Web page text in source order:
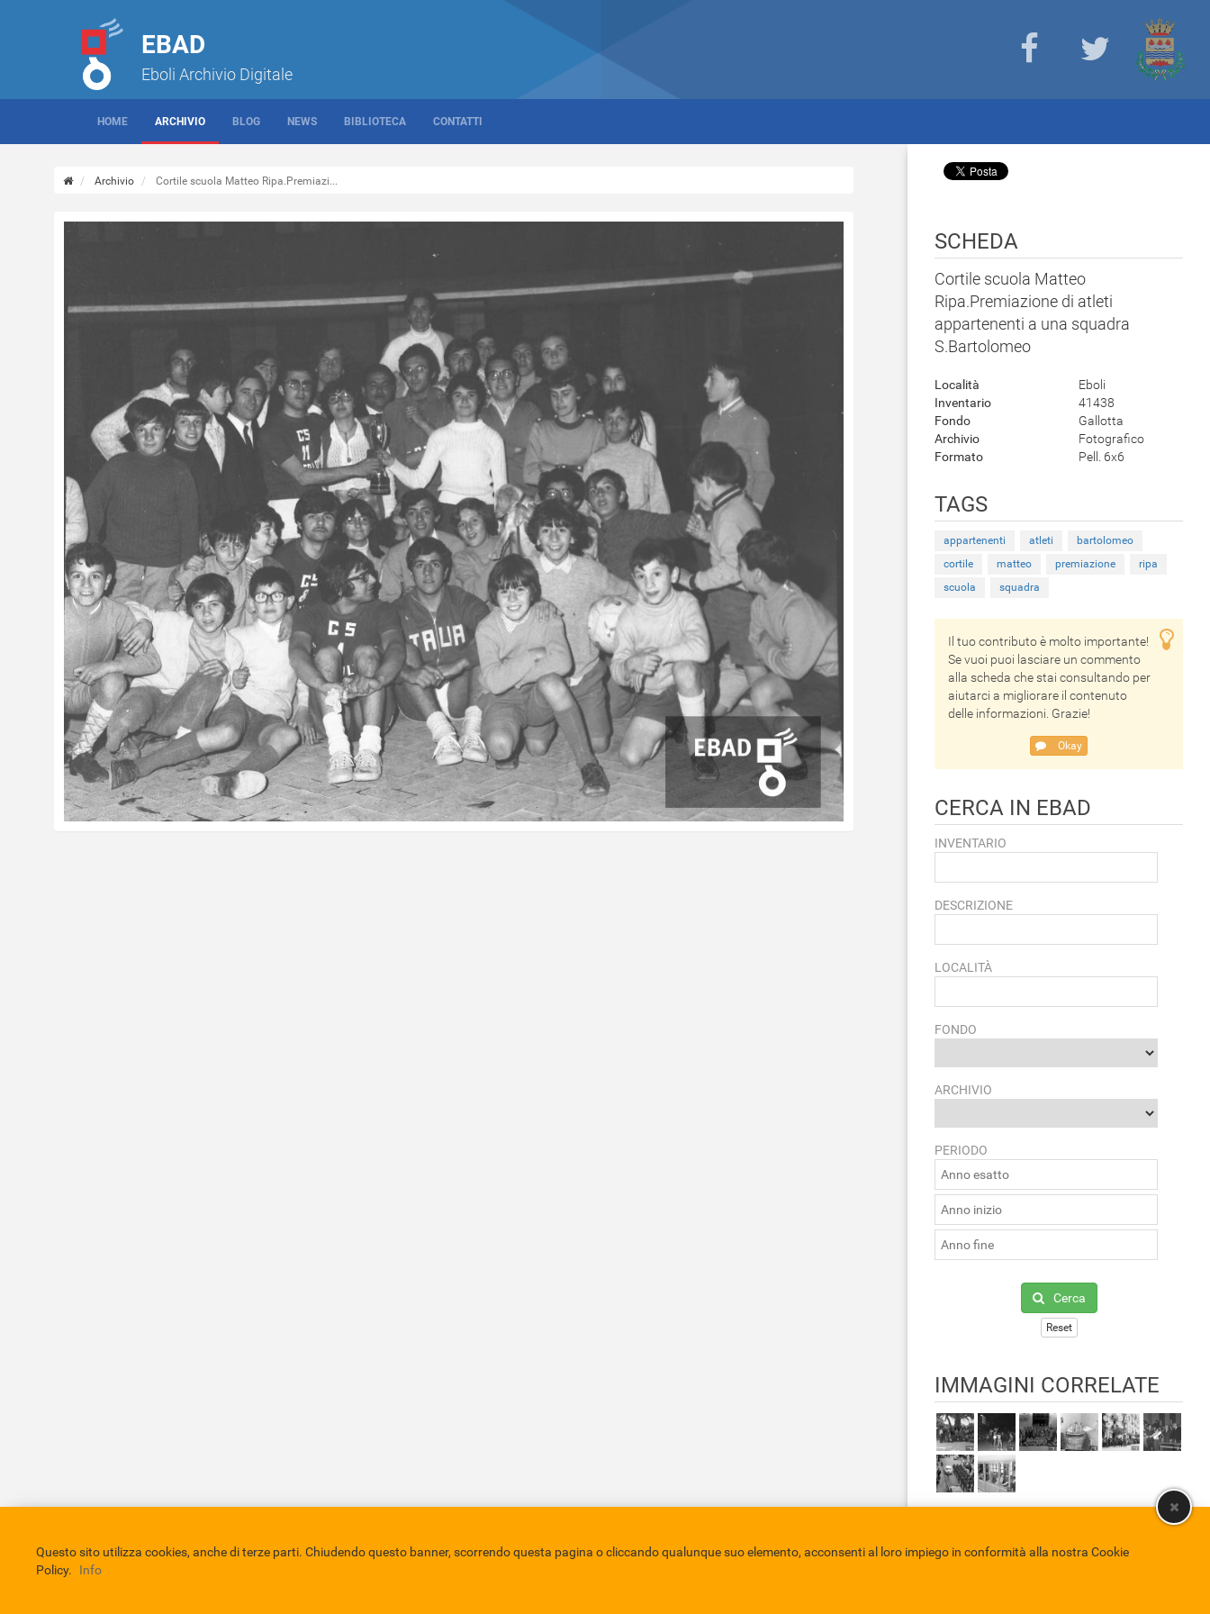
EBAD
Eboli Archivio Digitale
HOME ARCHIVIO BLOG NEWS BIBLIOTECA CONTATTI
Archivio Cortile scuola Matteo Ripa.Premiazi...
SCHEDA
Cortile scuola Matteo
Ripa.Premiazione di atleti
appartenenti a una squadra
S.Bartolomeo
Località
Eboli
Inventario
41438
Fondo
Gallotta
Archivio
Fotografico
Formato
Pell. 6x6
TAGS
appartenenti atleti
bartolomeo
cortile
matteo premiazione
ripa
scuola
squadra
Il tuo contributo è molto importante!
Se vuoi puoi lasciare un commento
alla scheda che stai consultando per
aiutarci a migliorare il contenuto
delle informazioni. Grazie!
Okay
CERCA IN EBAD
INVENTARIO
DESCRIZIONE
LOCALITÀ
FONDO
ARCHIVIO
PERIODO
Cerca
Reset
IMMAGINI CORRELATE
Comune di Eboli Servizio Bibliotecario Nazionale Privacy policy
Credits
Questo sito utilizza cookies, anche di terze parti. Chiudendo questo banner, scorrendo questa pagina o cliccando qualunque suo elemento, acconsenti al loro impiego in conformità alla nostra Cookie
Policy.
Info